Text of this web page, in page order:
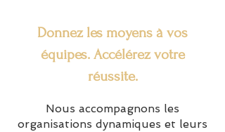
Donnez les moyens à vos
équipes. Accélérez votre
réussite.
Nous accompagnons les
organisations dynamiques et leurs